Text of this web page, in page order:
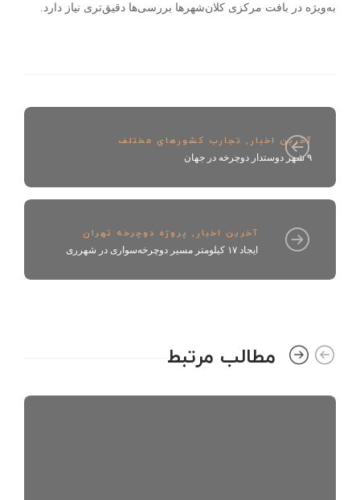
به‌ویژه در بافت مرکزی کلان‌شهر‌ها بررسی‌ها دقیق‌تری نیاز دارد.
آخرین اخبار , تجارب کشورهای مختلف
۹ شهر دوستدار دوچرخه در جهان
آخرین اخبار , پروژه دوچرخه تهران
ایجاد ۱۷ کیلومتر مسیر دوچرخه‌سواری در شهرری
مطالب مرتبط